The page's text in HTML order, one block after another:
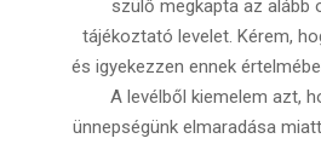
szülő megkapta az alább
tájékoztató levelet. Kérem,
és igyekezzen ennek
A levélből kiemelem azt,
ünnepségünk elmaradása